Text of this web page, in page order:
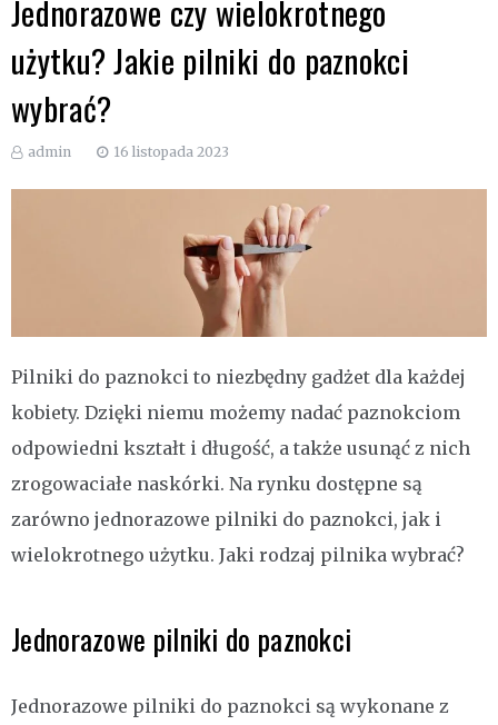
Jednorazowe czy wielokrotnego
użytku? Jakie pilniki do paznokci
wybrać?
admin 16 listopada 2023
Pilniki do paznokci to niezbędny gadżet dla każdej
kobiety. Dzięki niemu możemy nadać paznokciom
odpowiedni kształt i długość, a także usunąć z nich
zrogowaciałe naskórki. Na rynku dostępne są
zarówno jednorazowe pilniki do paznokci, jak i
wielokrotnego użytku. Jaki rodzaj pilnika wybrać?
Jednorazowe pilniki do paznokci
Jednorazowe pilniki do paznokci są wykonane z